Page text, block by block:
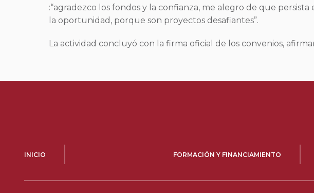
:“agradezco los fondos y la confianza, me alegro de que
la oportunidad, porque son proyectos desafiantes”.
La actividad concluyó con la firma oficial de los convenios,
INICIO FORMACIÓN Y FINANCIAMIENTO